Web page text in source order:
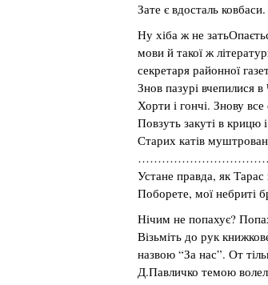
Зате є вдосталь ковбаси.
Ну хіба ж не
мови й такої ж
секретаря районної
Знов пазурі вчепилися
Хорти і гончі. Знову
Повзуть закуті в крицю
Старих катів
Устане правда, як Тарас
Поборете, мої небриті
Нічим не попахує?
Візьміть до рук
назвою “За нас”. От
Д.Павличко темою